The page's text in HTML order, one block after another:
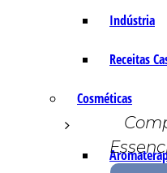
Indústria
Receitas
Cosméticas